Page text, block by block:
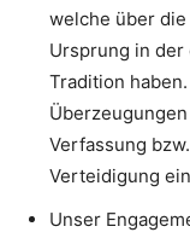
welche über
Ursprung in
Tradition
Verfassung
Verteidigung
Unser